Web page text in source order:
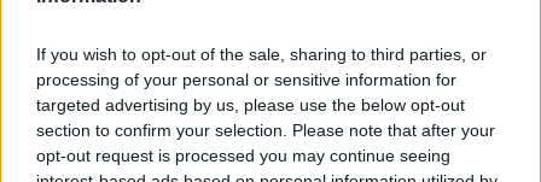
If you wish to opt-out of the sale, sharing to third parties, or
processing of your personal or sensitive information for
targeted advertising by us, please use the below opt-out
section to confirm your selection. Please note that after your
opt-out request is processed you may continue seeing
AUTORE
AiAdhubMedia